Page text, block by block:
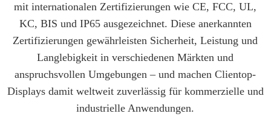
mit internationalen Zertifizierungen wie CE, FCC, UL,
KC, BIS und IP65 ausgezeichnet. Diese anerkannten
Zertifizierungen gewährleisten Sicherheit, Leistung und
Langlebigkeit in verschiedenen Märkten und
anspruchsvollen Umgebungen – und machen Clientop-
Displays damit weltweit zuverlässig für kommerzielle und
industrielle Anwendungen.